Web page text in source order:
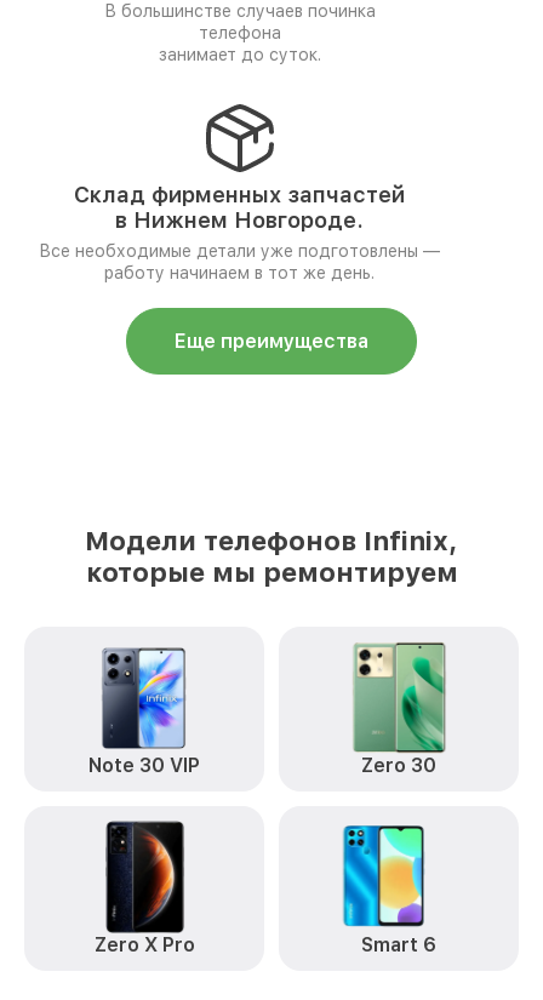
В большинстве случаев починка
телефона
занимает до суток.
Склад фирменных запчастей
в Нижнем Новгороде.
Все необходимые детали уже подготовлены —
работу начинаем в тот же день.
Еще преимущества
Модели телефонов Infinix,
которые мы ремонтируем
Note 30 VIP Zero 30
Zero X Pro Smart 6